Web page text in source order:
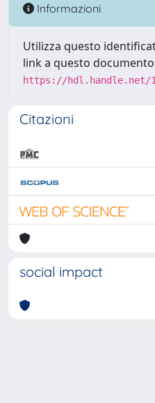
Informazioni
Utilizza questo
link a questo
https://hdl.handle.net/
Citazioni
social impact